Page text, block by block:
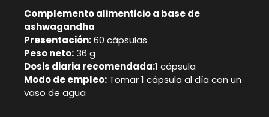
Complemento alimenticio a base de
ashwagandha
Presentación:60 cápsulas
Peso neto:36 g
Dosis diaria recomendada:1 cápsula
Modo de empleo: Tomar 1 cápsula al día con un
vaso de agua